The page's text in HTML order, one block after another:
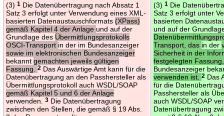
(3)1 Die Datenübertragung nach Absatz 1
Satz 3 erfolgt unter Verwendung eines XML-
basierten Datenaustauschformats (XPass)
gemäß Kapitel 4 der Anlageund auf der
Grundlage des Übermittlungsprotokolls
OSCI-Transport in der im Bundesanzeiger
sowie im elektronischen Bundesanzeiger
bekanntgemachten jeweils gültigen
Fassung.2 Das Auswärtige Amt kann für die
Datenübertragung an den Passhersteller als
Übermittlungsprotokoll auch WSDL/SOAP
gemäß Kapitel 5 und 6 der Anlage
verwenden.3 Die Datenübertragung
zwischen den Stellen, die gemäß § 19 Abs.
(3)1 Die
Satz 3 erfolgt unter
basierten
und auf der
Transport, das in der
Sicherheit in der
festgelegten
Bundesanzeiger
verwenden ist.2 Das
für die
Passhersteller als
auch WSDL/SOAP
Datenübertragung